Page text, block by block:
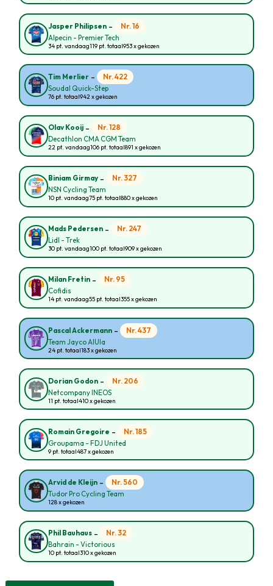
Jasper Philipsen - Nr. 16
Alpecin - Premier Tech
34 pt. vandaag119 pt. totaal953 x gekozen
Tim Merlier - Nr. 422
Soudal Quick-Step
76 pt. totaal942 x gekozen
Olav Kooij - Nr. 128
Decathlon CMA CGM Team
22 pt. vandaag106 pt. totaal891 x gekozen
Biniam Girmay - Nr. 327
NSN Cycling Team
10 pt. vandaag75 pt. totaal880 x gekozen
Mads Pedersen - Nr. 247
Lidl - Trek
30 pt. vandaag100 pt. totaal909 x gekozen
Milan Fretin - Nr. 95
Cofidis
14 pt. vandaag55 pt. totaal355 x gekozen
Pascal Ackermann - Nr. 437
Team Jayco AlUla
24 pt. totaal183 x gekozen
Dorian Godon - Nr. 206
Netcompany INEOS
11 pt. totaal410 x gekozen
Romain Gregoire - Nr. 185
Groupama - FDJ United
9 pt. totaal487 x gekozen
Arvid de Kleijn - Nr. 560
Tudor Pro Cycling Team
128 x gekozen
Phil Bauhaus - Nr. 32
Bahrain - Victorious
10 pt. totaal310 x gekozen